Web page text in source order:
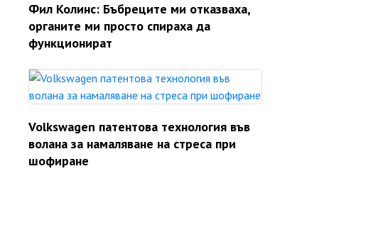
Фил Колинс: Бъбреците ми отказваха,
органите ми просто спираха да
функционират
Volkswagen патентова технология във
волана за намаляване на стреса при
шофиране